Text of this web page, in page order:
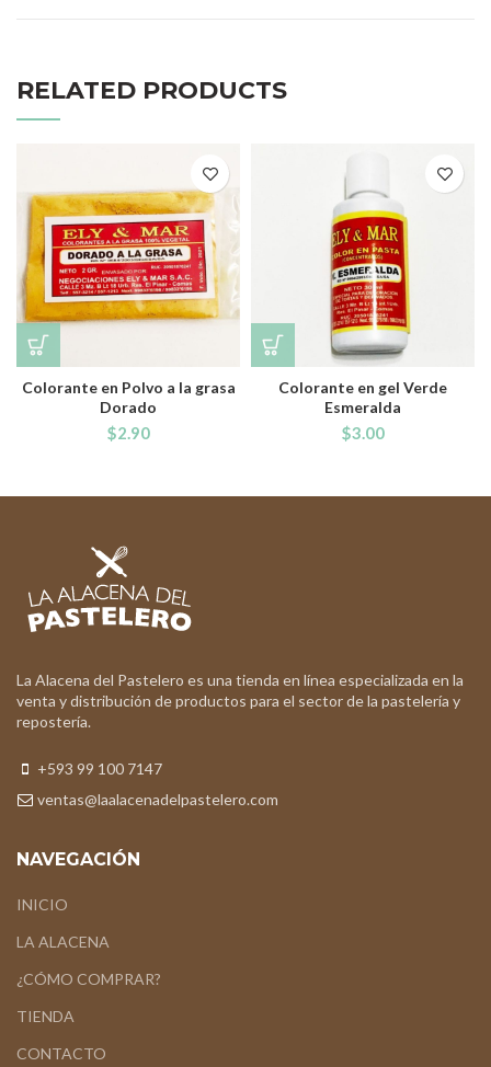
RELATED PRODUCTS
Colorante en Polvo a la grasa
Dorado
$2.90
Colorante en gel Verde
Esmeralda
$3.00
La Alacena del Pastelero es una tienda en línea especializada en la
venta y distribución de productos para el sector de la pastelería y
repostería.
+593 99 100 7147
ventas@laalacenadelpastelero.com
NAVEGACIÓN
INICIO
LA ALACENA
¿CÓMO COMPRAR?
TIENDA
CONTACTO